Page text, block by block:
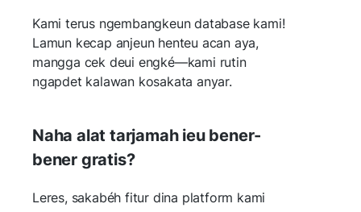
Kami terus ngembangkeun database kami!
Lamun kecap anjeun henteu acan aya,
mangga cek deui engké—kami rutin
ngapdet kalawan kosakata anyar.
Naha alat tarjamah ieu bener-
bener gratis?
Leres, sakabéh fitur dina platform kami